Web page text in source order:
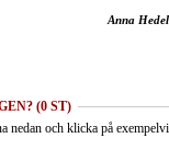
Anna
(0 ST)
nedan och klicka på